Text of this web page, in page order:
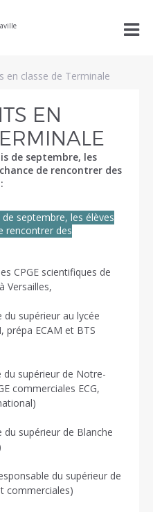

en classe de Terminale
EN
de septembre, les
de rencontrer des
septembre, les élèves
rencontrer des
CPGE scientifiques de
Versailles,
supérieur au lycée
prépa ECAM et BTS
supérieur de Notre-
commerciales ECG,
supérieur de Blanche
du supérieur de
commerciales)